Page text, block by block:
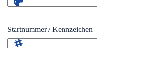
Startnummer / Kennzeichen